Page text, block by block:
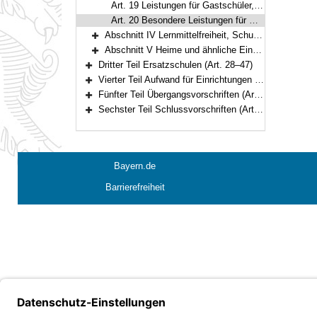
Art. 19 Leistungen für Gastschüler, Verordnungsermächtigung
Art. 20 Besondere Leistungen für Berufs- und Fachschülerinnen und -schüler
Bereich erweitern
Abschnitt IV Lernmittelfreiheit, Schulgeldfreiheit (Art. 21–23)
Bereich erweitern
Abschnitt V Heime und ähnliche Einrichtungen bei Förderschulen (Art. 24–27)
Bereich erweitern
Dritter Teil Ersatzschulen (Art. 28–47)
Bereich erweitern
Vierter Teil Aufwand für Einrichtungen der Schulaufsicht (Art. 48–49)
Bereich erweitern
Fünfter Teil Übergangsvorschriften (Art. 50–57a)
Sechster Teil Schlussvorschriften (Art. 58–61)
Bayern.de
Barrierefreiheit